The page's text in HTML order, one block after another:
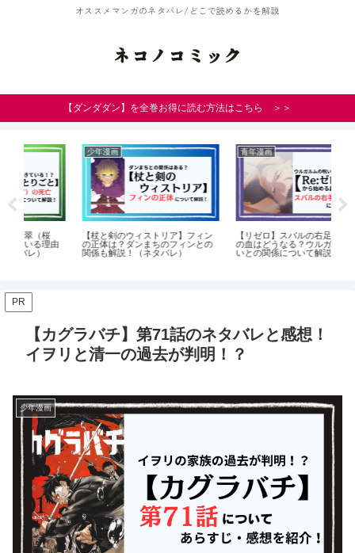
オススメマンガのネタバレ/どこで読めるかを解説
ネコノコミック
【ダンダダン】を全巻お得に読む方法はこちら ＞＞
少年漫画
【杖と剣のウィストリア】フィン
の正体は？ダンまちのフィンとの
関係も解説！（ネタバレ）
青年漫画
【リゼロ】スバルの右足右手の竜
の血はどうなる？ウルガルムの呪
いとの関係について解説！（ネタ
PR
【カグラバチ】第71話のネタバレと感想！
イヲリと清一の過去が判明！？
少年漫画